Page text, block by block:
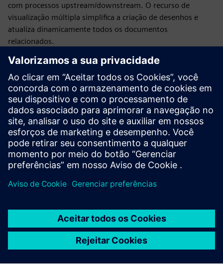
com processos upstream/downstream. O recurso de
visualização múltipla simplifica a criação de desenhos e
atualiza dinamicamente todos os documentos
relacionados.
Economize tempo e esforçoManipule pacotes para
ajudar a reduzir o tempo necessário para criar layouts
complexos de painéis de formulários. Identifique problemas
e aplique as melhores práticas com verificações
automatizadas de regras de design. Os recursos de
gerenciamento de dados simplificam o gerenciamento de
revisões e eliminam erros de transcrição comuns aos
processos tradicionais baseados em arquivos.